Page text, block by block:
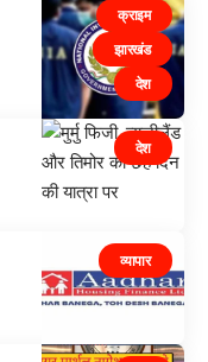
क्राइम
झारखंड
देश
देश
व्यापार